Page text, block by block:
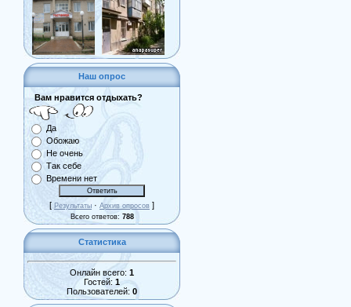
Наш опрос
Вам нравится отдыхать?
Да
Обожаю
Не очень
Так себе
Времени нет
[ Результаты · Архив опросов ]
Всего ответов: 788
Статистика
Онлайн всего: 1
Гостей: 1
Пользователей: 0